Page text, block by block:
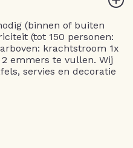
(binnen of buiten
(tot 150 personen:
krachtstroom 1x
emmers te vullen. Wij
servies en decoratie